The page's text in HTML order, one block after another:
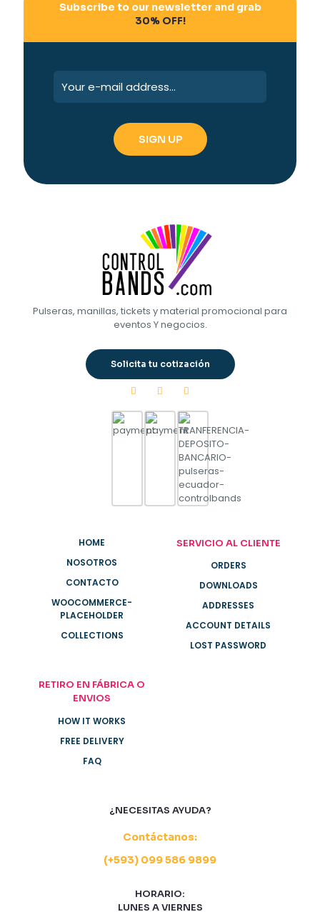
Subscribe to our newsletter and grab
30% OFF!
Pulseras, manillas, tickets y material promocional para
eventos Y negocios.
Solicita tu cotización
HOME
NOSOTROS
CONTACTO
WOOCOMMERCE-
PLACEHOLDER
COLLECTIONS
RETIRO EN FÁBRICA O
ENVIOS
HOW IT WORKS
FREE DELIVERY
FAQ
SERVICIO AL CLIENTE
ORDERS
DOWNLOADS
ADDRESSES
ACCOUNT DETAILS
LOST PASSWORD
¿NECESITAS AYUDA?
Contáctanos:
(+593) 099 586 9899
HORARIO:
LUNES A VIERNES